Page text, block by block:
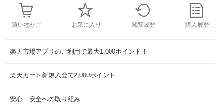
買い物かご お気に入り 閲覧履歴 購入履歴
楽天市場アプリのご利用で最大1,000ポイント！
楽天カード新規入会で2,000ポイント
安心・安全への取り組み